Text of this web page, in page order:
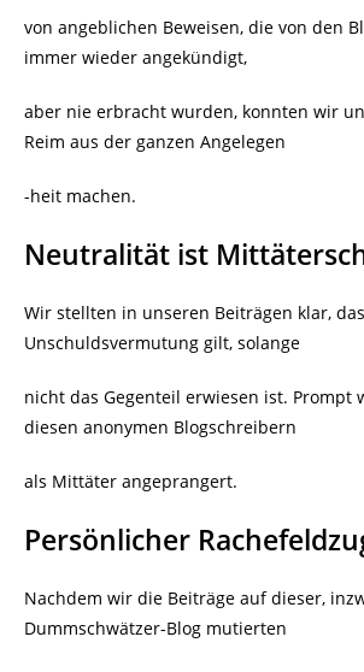
von angeblichen Beweisen, die von den
immer wieder angekündigt,
aber nie erbracht wurden, konnten wir
Reim aus der ganzen Angelegen
-heit machen.
Neutralität ist
Wir stellten in unseren Beiträgen klar,
Unschuldsvermutung gilt, solange
nicht das Gegenteil erwiesen ist. Prompt
diesen anonymen Blogschreibern
als Mittäter angeprangert.
Persönlicher
Nachdem wir die Beiträge auf dieser,
Dummschwätzer-Blog mutierten